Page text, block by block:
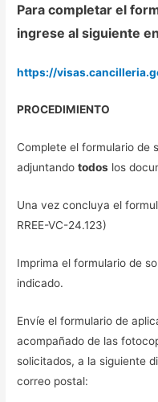
Para completar el
ingrese al siguiente
https://
PROCEDIMIENTO
Complete el formulario de
adjuntandotodos los
Una vez concluya el
RREE-VC-24.123)
Imprima el formulario de
indicado.
Envíe el formulario de
acompañado de las
solicitados, a la siguiente
correo postal: